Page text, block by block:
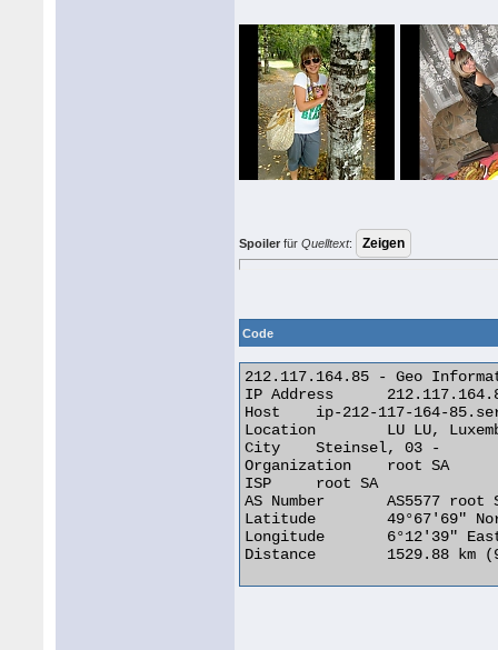
Spoiler fürQuelltext:
Code
212.117.164.85 - Geo
IP Address 	212.117.164.85
Host 	ip-212-117-164-85.server.lu
Location 	LU LU, Luxembourg
City 	Steinsel, 03 -
Organization 	root SA
ISP 	root SA
AS Number 	AS5577 root SA
Latitude 	49°67'69" North
Longitude 	6°12'39" East
Distance 	1529.88 km (950.62 miles)